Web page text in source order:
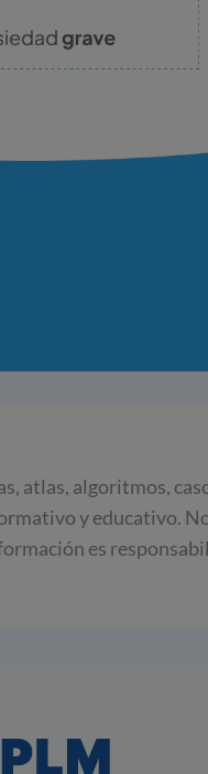
atlas, algoritmos,
y educativo.
es